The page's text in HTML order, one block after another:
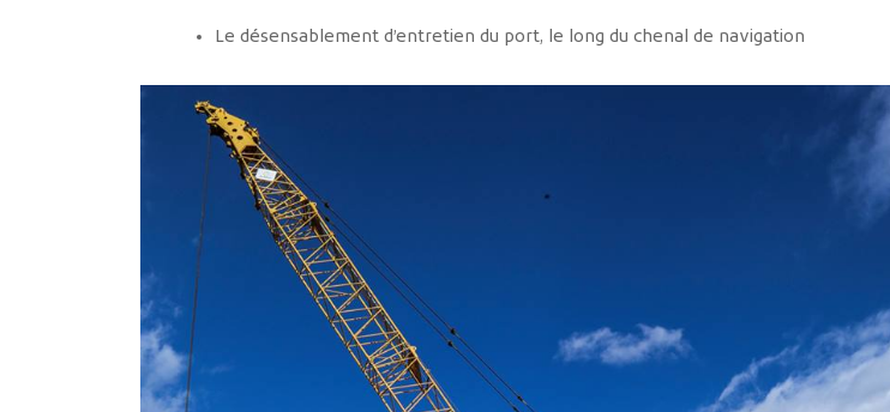
Le désensablement d’entretien du port, le long du chenal de navigation